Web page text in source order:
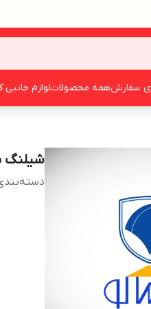
سفارشهمه محصولاتلوازم
شیلنگ بخار روغن 405-